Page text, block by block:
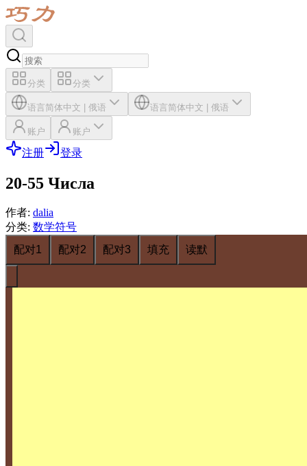
分类 分类
语言简体中文 | 俄语 语言简体中文 | 俄语
账户 账户
注册 登录
20-55 Числа
作者: dalia
分类: 数学符号
配对1
配对2 配对3 填充 读默